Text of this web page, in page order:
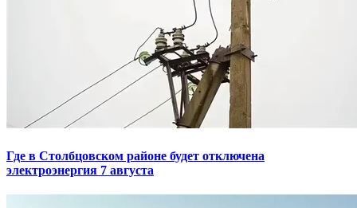
Где в Столбцовском районе будет отключена
электроэнергия 7 августа